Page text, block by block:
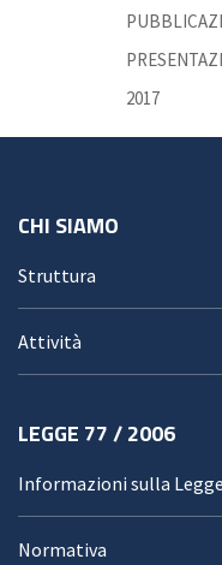
2017
CHI SIAMO
Struttura
Attività
LEGGE 77 / 2006
Informazioni sulla Legge
Normativa